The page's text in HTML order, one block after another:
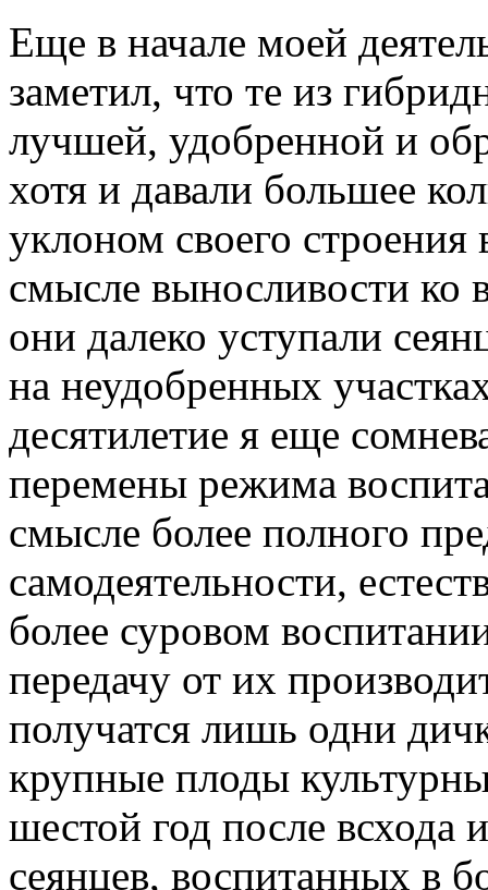
Еще в начале моей
заметил, что те из
лучшей, удобренной и
хотя и давали большее
уклоном своего
смысле выносливости ко
они далеко уступали
на неудобренных
десятилетие я еще
перемены режима
смысле более полного
самодеятельности,
более суровом
передачу от их
получатся лишь одни
крупные плоды
шестой год после всхода
сеянцев, воспитанных в